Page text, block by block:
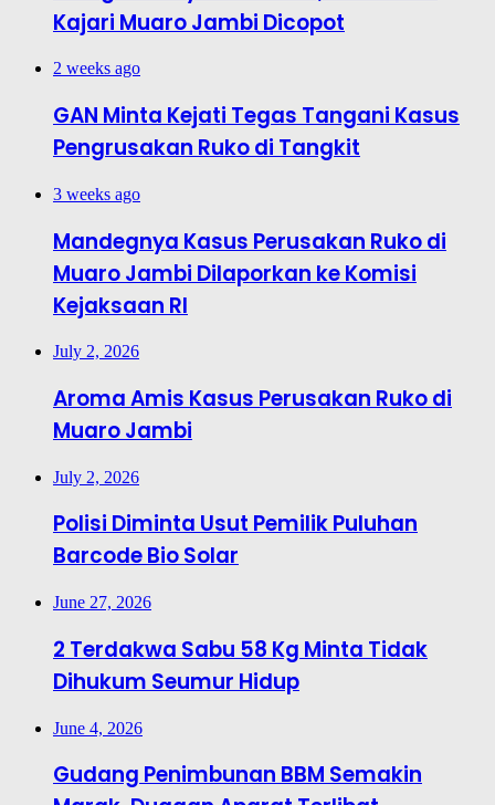
Kajari Muaro Jambi Dicopot
2 weeks ago
GAN Minta Kejati Tegas Tangani Kasus
Pengrusakan Ruko di Tangkit
3 weeks ago
Mandegnya Kasus Perusakan Ruko di
Muaro Jambi Dilaporkan ke Komisi
Kejaksaan RI
July 2, 2026
Aroma Amis Kasus Perusakan Ruko di
Muaro Jambi
July 2, 2026
Polisi Diminta Usut Pemilik Puluhan
Barcode Bio Solar
June 27, 2026
2 Terdakwa Sabu 58 Kg Minta Tidak
Dihukum Seumur Hidup
June 4, 2026
Gudang Penimbunan BBM Semakin